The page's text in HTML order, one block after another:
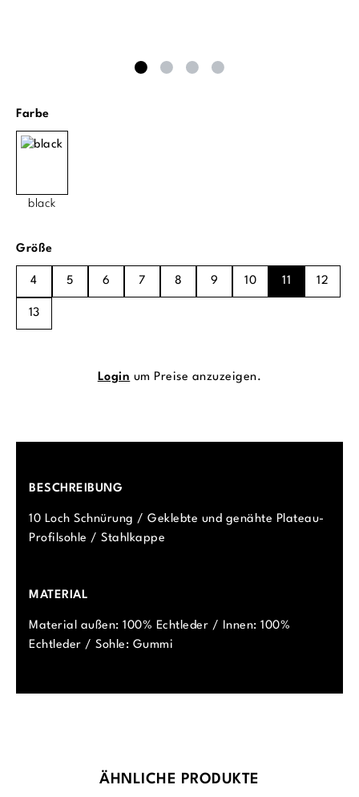
Farbeauswählen
black
Größeauswählen
4 5 6 7 8 9 10 11 12
13
Login um Preise anzuzeigen.
BESCHREIBUNG
10 Loch Schnürung / Geklebte und genähte Plateau-
Profilsohle / Stahlkappe
MATERIAL
Material außen: 100% Echtleder / Innen: 100%
Echtleder / Sohle: Gummi
Produktgalerie überspringen
ÄHNLICHE PRODUKTE